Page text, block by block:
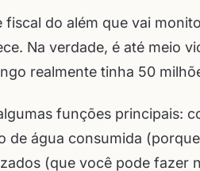
fiscal do além que vai
Na verdade, é até meio
realmente tinha 50
funções principais:
de água consumida
(que você pode fazer